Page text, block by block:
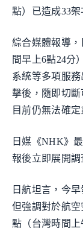
點）已造成33
綜合媒體報導
間早上6點24分
系統等多項服
擊後，隨即切
目前仍無法確
日媒《NHK》
報後立即展開調
日航坦言，今
但強調對於航空
點（台灣時間